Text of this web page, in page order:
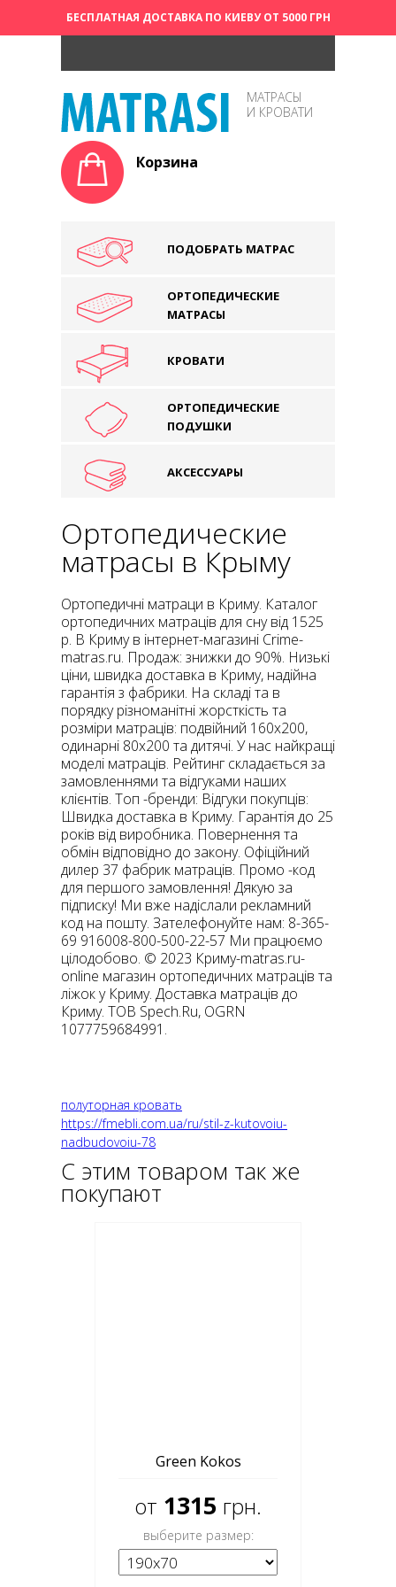
БЕСПЛАТНАЯ ДОСТАВКА ПО КИЕВУ ОТ 5000 ГРН
МАТРАСЫ
И КРОВАТИ
Корзина
ПОДОБРАТЬ МАТРАС
ОРТОПЕДИЧЕСКИЕ
МАТРАСЫ
КРОВАТИ
ОРТОПЕДИЧЕСКИЕ
ПОДУШКИ
АКСЕССУАРЫ
Ортопедические
матрасы в Крыму
Ортопедичні матраци в Криму. Каталог
ортопедичних матраців для сну від 1525
р. В Криму в інтернет-магазині Crime-
matras.ru. Продаж: знижки до 90%. Низькі
ціни, швидка доставка в Криму, надійна
гарантія з фабрики. На складі та в
порядку різноманітні жорсткість та
розміри матраців: подвійний 160x200,
одинарні 80x200 та дитячі. У нас найкращі
моделі матраців. Рейтинг складається за
замовленнями та відгуками наших
клієнтів. Топ -бренди: Відгуки покупців:
Швидка доставка в Криму. Гарантія до 25
років від виробника. Повернення та
обмін відповідно до закону. Офіційний
дилер 37 фабрик матраців. Промо -код
для першого замовлення! Дякую за
підписку! Ми вже надіслали рекламний
код на пошту. Зателефонуйте нам: 8-365-
69 916008-800-500-22-57 Ми працюємо
цілодобово. © 2023 Криму-matras.ru-
online магазин ортопедичних матраців та
ліжок у Криму. Доставка матраців до
Криму. ТОВ Spech.Ru, OGRN
1077759684991.
полуторная кровать
https://fmebli.com.ua/ru/stil-z-kutovoiu-
nadbudovoiu-78
С этим товаром так же
покупают
Green Kokos
от 1315 грн.
выберите размер: